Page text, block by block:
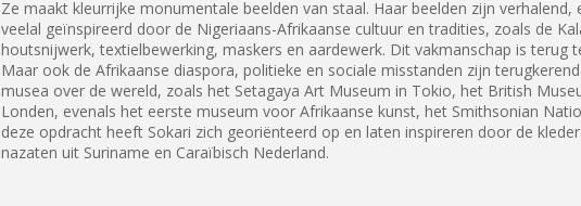
Ze maakt kleurrijke monumentale beelden van staal. Haar beelden zijn verhalend,
veelal geïnspireerd door de Nigeriaans-Afrikaanse cultuur en tradities, zoals de
houtsnijwerk, textielbewerking, maskers en aardewerk. Dit vakmanschap is terug
Maar ook de Afrikaanse diaspora, politieke en sociale misstanden zijn
musea over de wereld, zoals het Setagaya Art Museum in Tokio, het British
Londen, evenals het eerste museum voor Afrikaanse kunst, het Smithsonian
deze opdracht heeft Sokari zich georiënteerd op en laten inspireren door de
nazaten uit Suriname en Caraïbisch Nederland.